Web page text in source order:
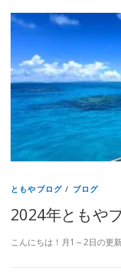
ともやブログ / ブログ
2024年ともや
こんにちは！月1～2日の更